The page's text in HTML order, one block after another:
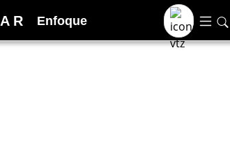
A R Enfoque